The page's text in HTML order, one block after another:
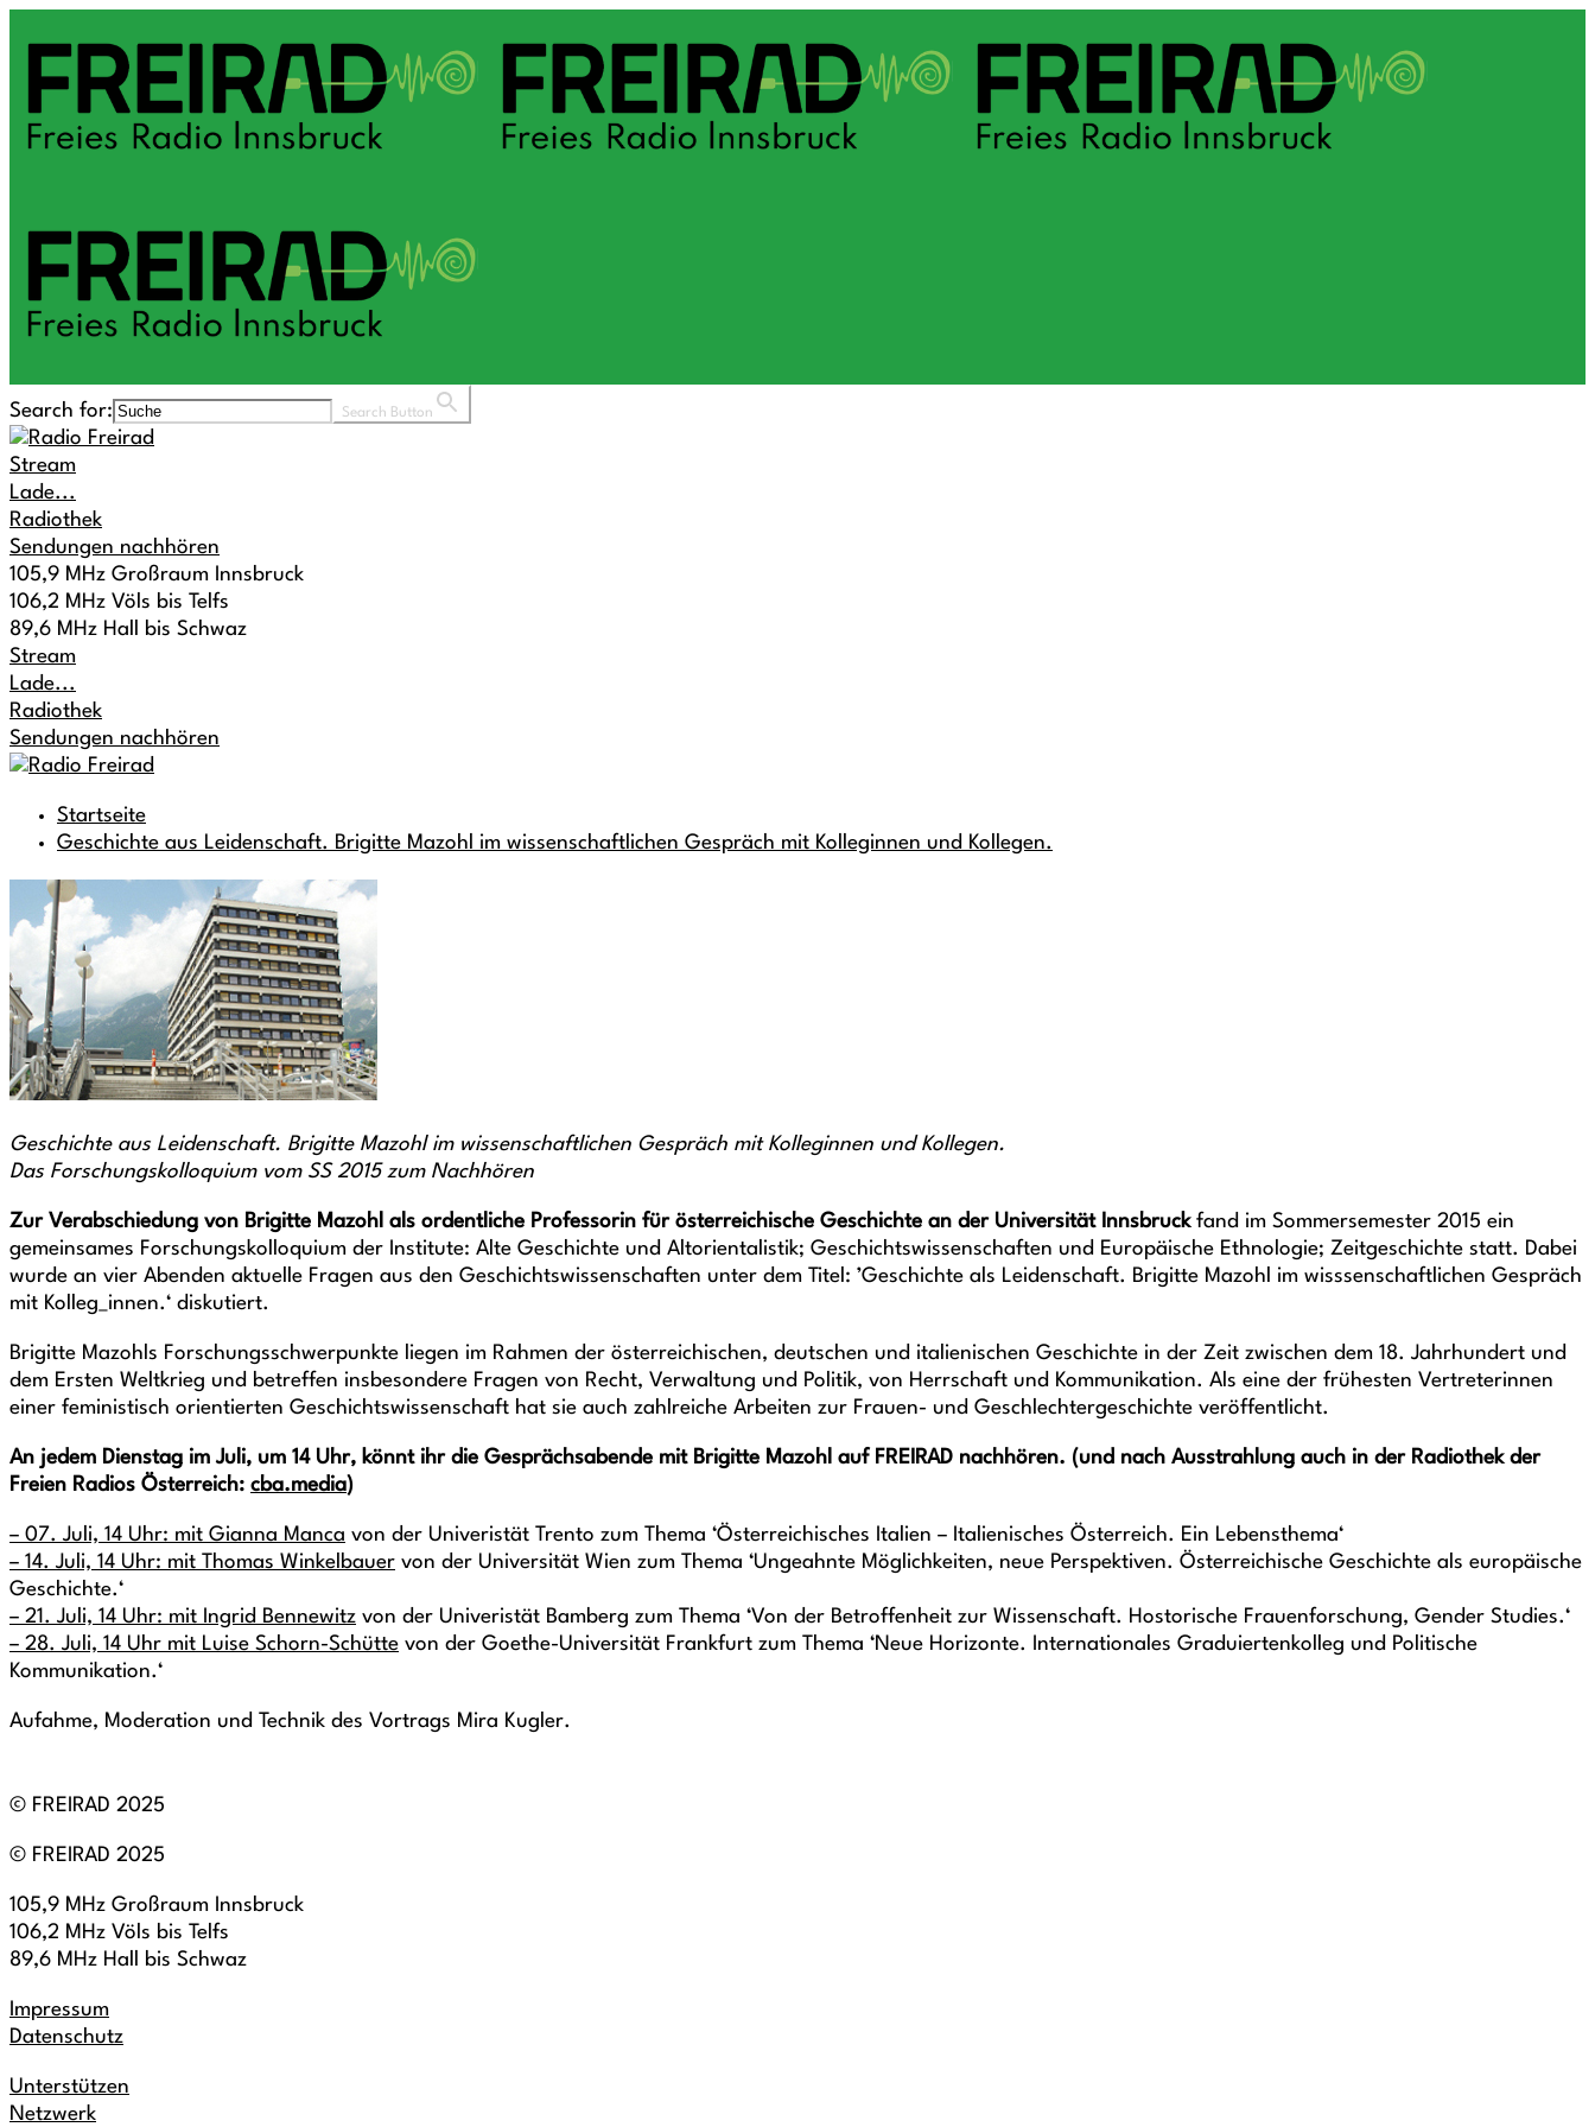
Search for: Search Button
Stream
Lade...
Radiothek
Sendungen nachhören
105,9 MHz Großraum Innsbruck
106,2 MHz Völs bis Telfs
89,6 MHz Hall bis Schwaz
Stream
Lade...
Radiothek
Sendungen nachhören
Startseite
Geschichte aus Leidenschaft. Brigitte Mazohl im wissenschaftlichen Gespräch mit Kolleginnen und Kollegen.
Geschichte aus Leidenschaft. Brigitte Mazohl im wissenschaftlichen Gespräch mit Kolleginnen und Kollegen.
Das Forschungskolloquium vom SS 2015 zum Nachhören
Zur Verabschiedung von Brigitte Mazohl als ordentliche Professorin für österreichische Geschichte an der Universität Innsbruckfand im Sommersemester 2015 ein
gemeinsames Forschungskolloquium der Institute: Alte Geschichte und Altorientalistik; Geschichtswissenschaften und Europäische Ethnologie; Zeitgeschichte statt. Dabei
wurde an vier Abenden aktuelle Fragen aus den Geschichtswissenschaften unter dem Titel: ’Geschichte als Leidenschaft. Brigitte Mazohl im wisssenschaftlichen Gespräch
mit Kolleg_innen.‘ diskutiert.
Brigitte Mazohls Forschungsschwerpunkte liegen im Rahmen der österreichischen, deutschen und italienischen Geschichte in der Zeit zwischen dem 18. Jahrhundert und
dem Ersten Weltkrieg und betreffen insbesondere Fragen von Recht, Verwaltung und Politik, von Herrschaft und Kommunikation. Als eine der frühesten Vertreterinnen
einer feministisch orientierten Geschichtswissenschaft hat sie auch zahlreiche Arbeiten zur Frauen- und Geschlechtergeschichte veröffentlicht.
An jedem Dienstag im Juli, um 14 Uhr, könnt ihr die Gesprächsabende mit Brigitte Mazohl auf FREIRAD nachhören. (und nach Ausstrahlung auch in der Radiothek der
Freien Radios Österreich: cba.media)
– 07. Juli, 14 Uhr: mit Gianna Manca von der Univeristät Trento zum Thema ‘Österreichisches Italien – Italienisches Österreich. Ein Lebensthema‘
– 14. Juli, 14 Uhr: mit Thomas Winkelbauer von der Universität Wien zum Thema ‘Ungeahnte Möglichkeiten, neue Perspektiven. Österreichische Geschichte als europäische
Geschichte.‘
– 21. Juli, 14 Uhr: mit Ingrid Bennewitz von der Univeristät Bamberg zum Thema ‘Von der Betroffenheit zur Wissenschaft. Hostorische Frauenforschung, Gender Studies.‘
– 28. Juli, 14 Uhr mit Luise Schorn-Schütte von der Goethe-Universität Frankfurt zum Thema ‘Neue Horizonte. Internationales Graduiertenkolleg und Politische
Kommunikation.‘
Aufahme, Moderation und Technik des Vortrags Mira Kugler.
© FREIRAD 2025
© FREIRAD 2025
105,9 MHz Großraum Innsbruck
106,2 MHz Völs bis Telfs
89,6 MHz Hall bis Schwaz
Impressum
Datenschutz
Unterstützen
Netzwerk